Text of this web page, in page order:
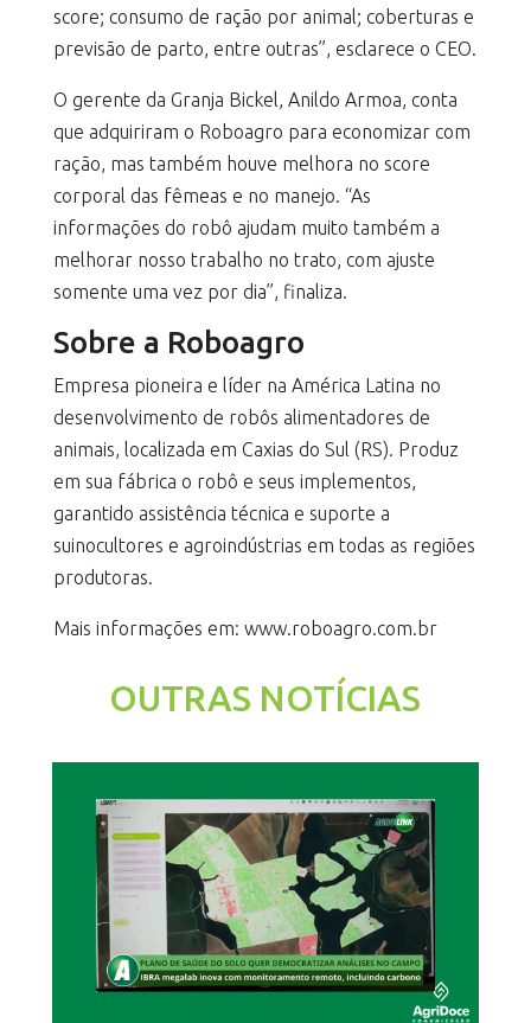
score; consumo de ração por animal; coberturas e
previsão de parto, entre outras”, esclarece o CEO.
O gerente da Granja Bickel, Anildo Armoa, conta
que adquiriram o Roboagro para economizar com
ração, mas também houve melhora no score
corporal das fêmeas e no manejo. “As
informações do robô ajudam muito também a
melhorar nosso trabalho no trato, com ajuste
somente uma vez por dia”, finaliza.
Sobre a Roboagro
Empresa pioneira e líder na América Latina no
desenvolvimento de robôs alimentadores de
animais, localizada em Caxias do Sul (RS). Produz
em sua fábrica o robô e seus implementos,
garantido assistência técnica e suporte a
suinocultores e agroindústrias em todas as regiões
produtoras.
Mais informações em: www.roboagro.com.br
OUTRAS NOTÍCIAS